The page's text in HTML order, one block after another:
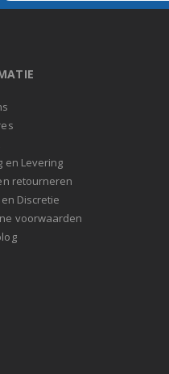
en Levering
retourneren
Discretie
voorwaarden